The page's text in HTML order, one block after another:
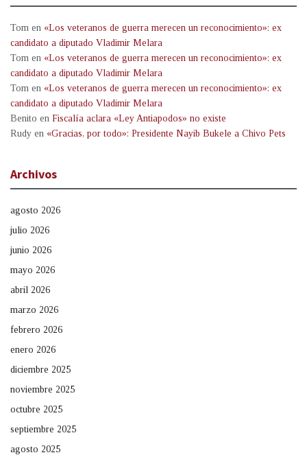
Tom en «Los veteranos de guerra merecen un reconocimiento»: ex
candidato a diputado Vladimir Melara
Tom en «Los veteranos de guerra merecen un reconocimiento»: ex
candidato a diputado Vladimir Melara
Tom en «Los veteranos de guerra merecen un reconocimiento»: ex
candidato a diputado Vladimir Melara
Benito en Fiscalía aclara «Ley Antiapodos» no existe
Rudy en «Gracias, por todo»: Presidente Nayib Bukele a Chivo Pets
Archivos
agosto 2026
julio 2026
junio 2026
mayo 2026
abril 2026
marzo 2026
febrero 2026
enero 2026
diciembre 2025
noviembre 2025
octubre 2025
septiembre 2025
agosto 2025